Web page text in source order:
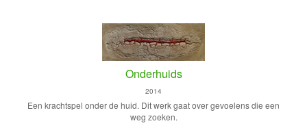
Onderhuids
2014
Een krachtspel onder de huid. Dit werk gaat over gevoelens die een
weg zoeken.